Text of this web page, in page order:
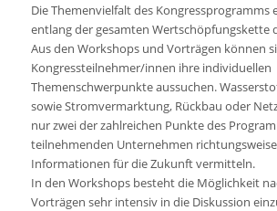
Die Themenvielfalt des Kongressprogramms
entlang der gesamten Wertschöpfungskette
Aus den Workshops und Vorträgen können
Kongressteilnehmer/innen ihre individuellen
Themenschwerpunkte aussuchen.
sowie Stromvermarktung, Rückbau oder
nur zwei der zahlreichen Punkte des
teilnehmenden Unternehmen
Informationen für die Zukunft vermitteln.
In den Workshops besteht die Möglichkeit
Vorträgen sehr intensiv in die Diskussion